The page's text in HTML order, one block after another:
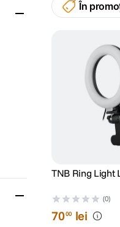
În
(0)
7000 lei